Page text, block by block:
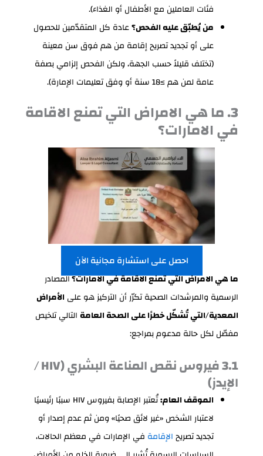
فئات العاملين مع الأطفال أو الغذاء).
من يُطبّق عليه الفحص؟عادة كل المتقدّمين للحصول
على أو تجديد تصريح إقامة من هم فوق سن معينة
(تختلف قليلاً حسب الجهة، ولكن الفحص إلزامي بصفة
عامة لمن هم ≥18 سنة أو وفق تعليمات الإمارة).
3. ما هي الامراض التي تمنع الاقامة
في الامارات؟
احصل على استشارة مجانية الآن
ما هي الامراض التي تمنع الاقامة في الامارات؟المصادر
الرسمية والمرشدات الصحية تكرّر أن التركيز هو على الأمراض
المعدية/التي تُشكّل خطرًا على الصحة العامة التالي تلخيص
مفصّل لكل حالة مدعوم بمراجع:
3.1 فيروس نقص المناعة البشري (HIV /
الإيدز)
الموقف العام:
تُعتبر الإصابة بفيروس HIV سببًا رئيسيًا
لاعتبار الشخص «غير لائق صحيًا» ومن ثم عدم إصدار أو
تجديد تصريحالإقامة في الإمارات في معظم الحالات،